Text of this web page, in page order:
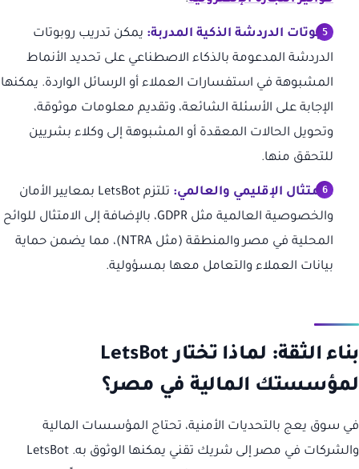
روبوتات الدردشة الذكية المدربة: يمكن تدريب روبوتات
الدردشة المدعومة بالذكاء الاصطناعي على تحديد الأنماط
المشبوهة في استفسارات العملاء أو الرسائل الواردة. يمكنها
الإجابة على الأسئلة الشائعة، وتقديم معلومات موثوقة،
وتحويل الحالات المعقدة أو المشبوهة إلى وكلاء بشريين
للتحقق منها.
الامتثال الإقليمي والعالمي:
تلتزم LetsBot بمعايير الأمان
والخصوصية العالمية مثل GDPR، بالإضافة إلى الامتثال للوائح
المحلية في مصر والمنطقة (مثل NTRA)، مما يضمن حماية
بيانات العملاء والتعامل معها بمسؤولية.
بناء الثقة: لماذا تختار LetsBot
لمؤسستك المالية في مصر؟
في سوق يعج بالتحديات الأمنية، تحتاج المؤسسات المالية
والشركات في مصر إلى شريك تقني يمكنها الوثوق به. LetsBot